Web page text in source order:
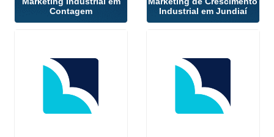
Contagem
Industrial em Jundiaí